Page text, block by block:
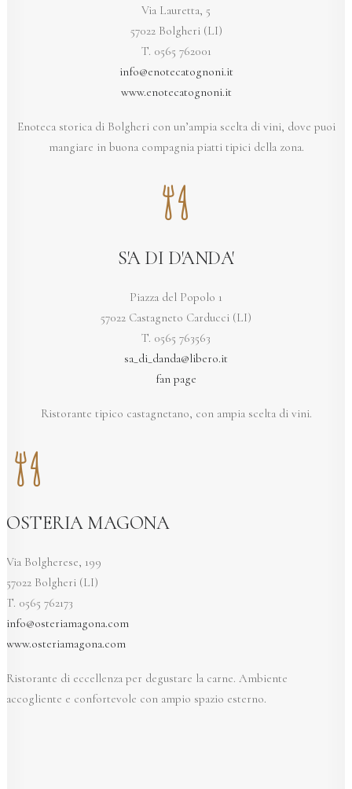
Via Lauretta, 5
57022 Bolgheri (LI)
T. 0565 762001
info@enotecatognoni.it
www.enotecatognoni.it
Enoteca storica di Bolgheri con un’ampia scelta di vini, dove puoi
mangiare in buona compagnia piatti tipici della zona.
S'A DI D'ANDA'
Piazza del Popolo 1
57022 Castagneto Carducci (LI)
T. 0565 763563
sa_di_danda@libero.it
fan page
Ristorante tipico castagnetano, con ampia scelta di vini.
OSTERIA MAGONA
Via Bolgherese, 199
57022 Bolgheri (LI)
T. 0565 762173
info@osteriamagona.com
www.osteriamagona.com
Ristorante di eccellenza per degustare la carne. Ambiente
accogliente e confortevole con ampio spazio esterno.